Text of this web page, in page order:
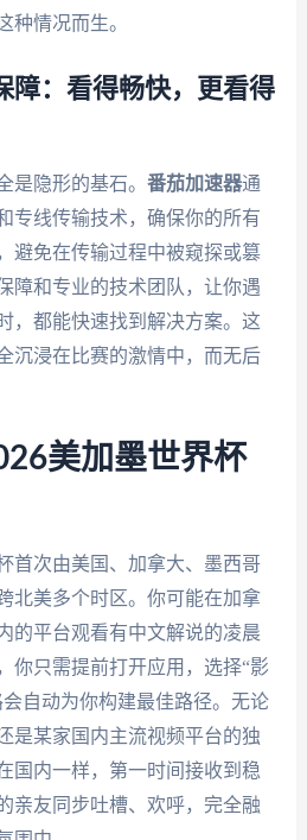
种情况而生。
障：看得畅快，更看得
是隐形的基石。 番茄加速器通
专线传输技术，确保你的所有
避免在传输过程中被窥探或篡
障和专业的技术团队，让你遇
，都能快速找到解决方案。这
沉浸在比赛的激情中，而无后
美加墨世界杯
首次由美国、加拿大、墨西哥
北美多个时区。你可能在加拿
的平台观看有中文解说的凌晨
你只需提前打开应用，选择“影
自动为你构建最佳路径。无论
是某家国内主流视频平台的独
国内一样，第一时间接收到稳
亲友同步吐槽、欢呼，完全融